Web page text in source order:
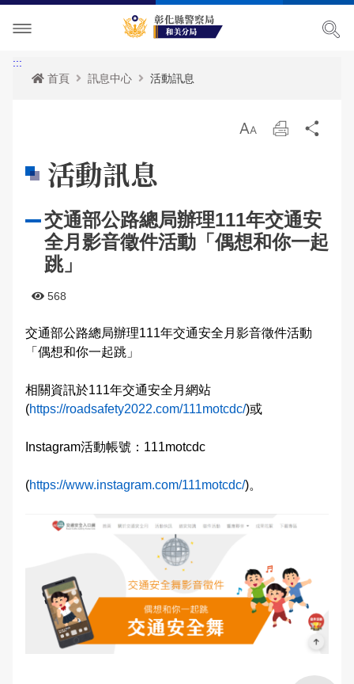
單位介紹
聯絡資訊
轄區概況
轄區派出所
活動訊息
公開徵信專區
RSS訊息中心
治安宣導
交通安全宣導
婦幼宣導
保防宣導
廉政指引
便民服務
政府資訊公開
申辦資訊
常見問答
防空疏散避難專區
民意廣場
分局長信箱
問卷調查
警民交流留言板
影音出版品
活動相簿
影音多媒體
相關連結
雙語詞彙
English
:::
首頁
訊息中心 活動訊息
放 列
活動訊息
交通部公路總局辦理111年交通安
全月影音徵件活動「偶想和你一起
跳」
568
交通部公路總局辦理111年交通安全月影音徵件活動
「偶想和你一起跳」
相關資訊於111年交通安全月網站
(https://roadsafety2022.com/111motcdc/)或
Instagram活動帳號：111motcdc
(https://www.instagram.com/111motcdc/)。